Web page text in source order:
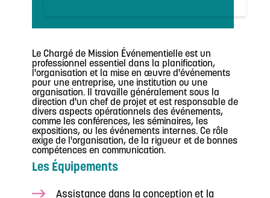
Le Chargé de Mission Événementielle est un
professionnel essentiel dans la planification,
l'organisation et la mise en œuvre d'événements
pour une entreprise, une institution ou une
organisation. Il travaille généralement sous la
direction d'un chef de projet et est responsable de
divers aspects opérationnels des événements,
comme les conférences, les séminaires, les
expositions, ou les événements internes. Ce rôle
exige de l'organisation, de la rigueur et de bonnes
compétences en communication.
Les Équipements
Assistance dans la conception et la